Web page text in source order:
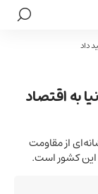
داد
به اقتصاد
از مقاومت
کشور است.